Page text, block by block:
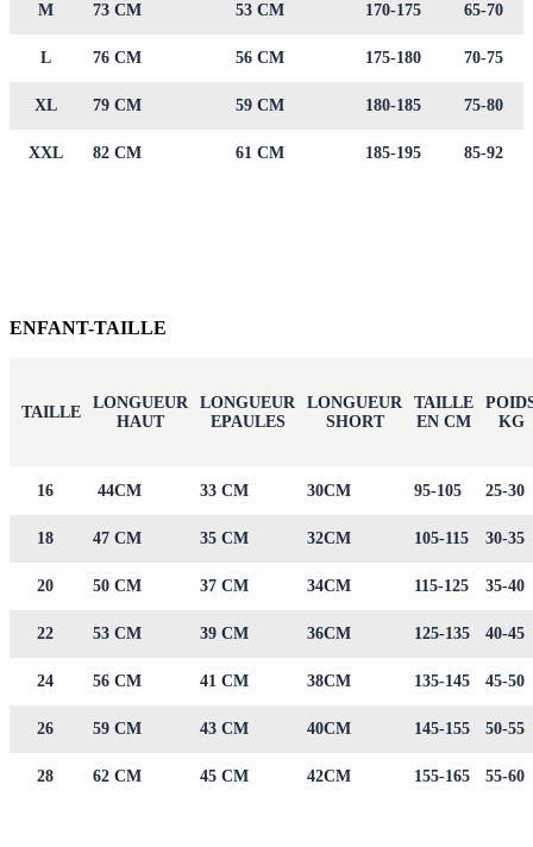
M 73 CM 53 CM 170-175 65-70
L 76 CM 56 CM 175-180 70-75
XL 79 CM 59 CM 180-185 75-80
XXL 82 CM 61 CM 185-195 85-92
ENFANT-TAILLE
TAILLE
LONGUEUR
HAUT
LONGUEUR
EPAULES
LONGUEUR
SHORT
TAILLE
EN CM
KG
16 44CM 33 CM 30CM 95-105 25-30
18 47 CM 35 CM 32CM 105-115 30-35
20 50 CM 37 CM 34CM 115-125 35-40
22 53 CM 39 CM 36CM 125-135 40-45
24 56 CM 41 CM 38CM 135-145 45-50
26 59 CM 43 CM 40CM 145-155 50-55
28 62 CM 45 CM 42CM 155-165 55-60